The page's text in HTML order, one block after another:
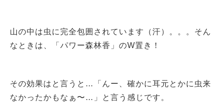
山の中は虫に完全包囲されています（汗）。。。そん
なときは、「パワー森林香」のW置き！
その効果はと言うと…「んー、確かに耳元とかに虫来
なかったかもなぁ〜…」と言う感じです。